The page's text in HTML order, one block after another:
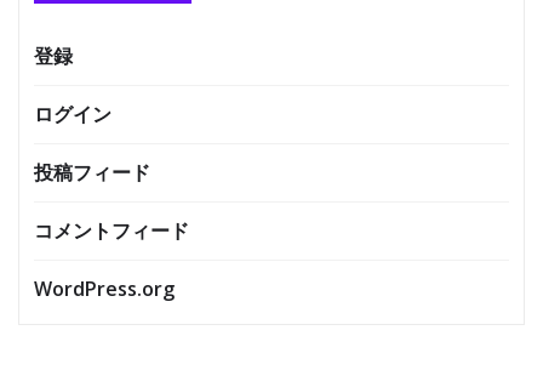
登録
ログイン
投稿フィード
コメントフィード
WordPress.org